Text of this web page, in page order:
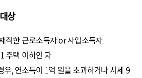
상
직한 근로소득자 or 사업소득자
주택 이하인 자
우, 연소득이 1억 원을 초과하거나 시세 9